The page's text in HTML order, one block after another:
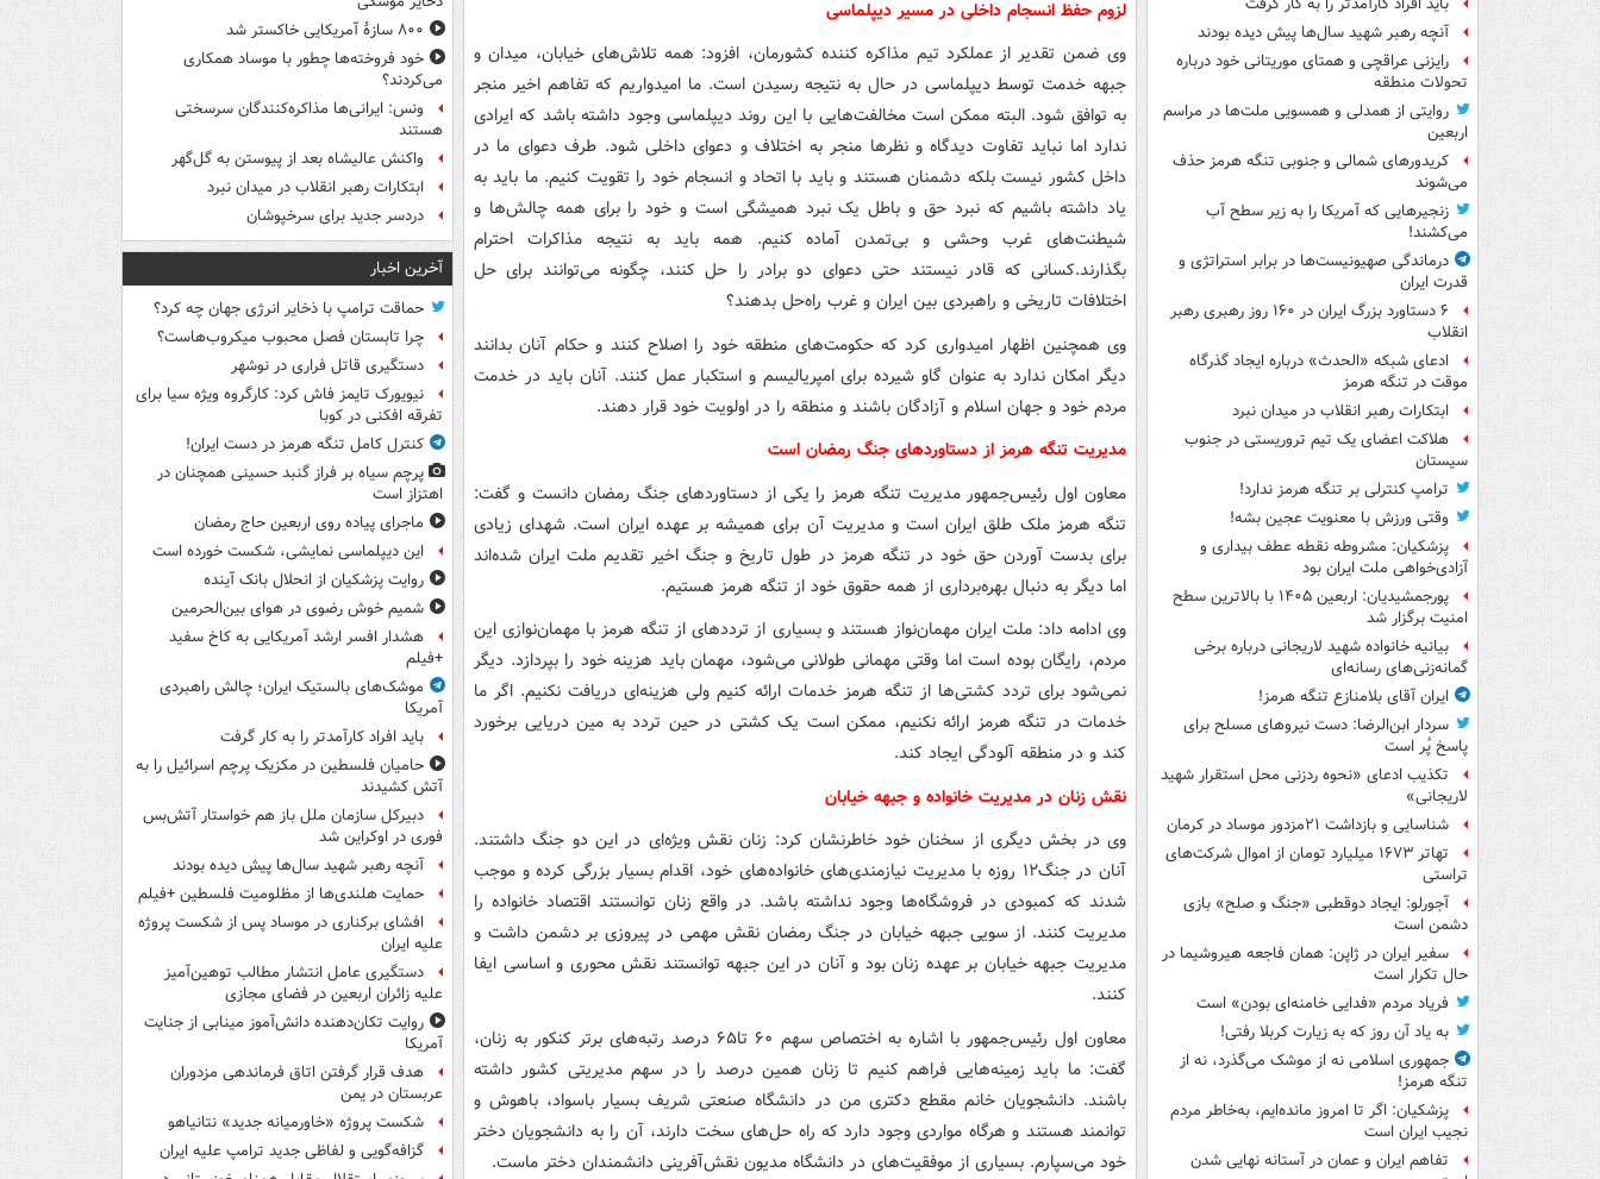
باید افراد کارآمدتر را به کار گرفت
آنچه رهبر شهید سال‌ها پیش دیده بودند
رایزنی عراقچی و همتای موریتانی خود درباره
تحولات منطقه
روایتی از همدلی و همسویی ملت‌ها در مراسم
اربعین
کریدورهای شمالی و جنوبی تنگه هرمز حذف
می‌شوند
زنجیرهایی که آمریکا را به زیر سطح آب
می‌کشند!
درماندگی صهیونیست‌ها در برابر استراتژی و
قدرت ایران
۶ دستاورد بزرگ ایران در ۱۶۰ روز رهبری رهبر
انقلاب
ادعای شبکه «الحدث» درباره ایجاد گذرگاه
موقت در تنگه هرمز
ابتکارات رهبر انقلاب در میدان نبرد
هلاکت اعضای یک تیم تروریستی در جنوب
سیستان
ترامپ کنترلی بر تنگه هرمز ندارد!
وقتی ورزش با معنویت عجین بشه!
پزشکیان: مشروطه نقطه عطف بیداری و
آزادی‌خواهی ملت ایران بود
پورجمشیدیان: اربعین ۱۴۰۵ با بالاترین سطح
امنیت برگزار شد
بیانیه خانواده شهید لاریجانی درباره برخی
گمانه‌زنی‌های رسانه‌ای
ایران آقای بلامنازع تنگه هرمز!
سردار ابن‌الرضا: دست نیروهای مسلح برای
پاسخ پُر است
تکذیب ادعای «نحوه ردزنی محل استقرار شهید
لاریجانی»
شناسایی و بازداشت ۲۱مزدور موساد در کرمان
تهاتر ۱۶۷۳ میلیارد تومان از اموال شرکت‌های
تراستی
آجورلو: ایجاد دوقطبی «جنگ و صلح‌» بازی
دشمن است
سفیر ایران در ژاپن: همان فاجعه هیروشیما در
حال تکرار است
فریاد مردم «فدایی خامنه‌ای بودن» است
به یاد آن روز که به زیارت کربلا رفتی!
جمهوری اسلامی نه از موشک می‌گذرد، نه از
تنگه هرمز!
پزشکیان: اگر تا امروز مانده‌ایم، به‌خاطر مردم
نجیب ایران است
تفاهم ایران و عمان در آستانه نهایی شدن
لزوم حفظ انسجام داخلی در مسیر دیپلماسی
وی ضمن تقدیر از عملکرد تیم مذاکره کننده کشورمان، افزود: همه تلاش‌های خیابان، میدان و
جبهه خدمت توسط دیپلماسی در حال به نتیجه رسیدن است. ما امیدواریم که تفاهم اخیر منجر
به توافق شود. البته ممکن است مخالفت‌هایی با این روند دیپلماسی وجود داشته باشد که ایرادی
ندارد اما نباید تفاوت دیدگاه و نظرها منجر به اختلاف و دعوای داخلی شود. طرف دعوای ما در
داخل کشور نیست بلکه دشمنان هستند و باید با اتحاد و انسجام خود را تقویت کنیم. ما باید به
یاد داشته باشیم که نبرد حق و باطل یک نبرد همیشگی است و خود را برای همه چالش‌ها و
شیطنت‌های غرب وحشی و بی‌تمدن آماده کنیم. همه باید به نتیجه مذاکرات احترام
بگذارند.‌کسانی که قادر نیستند حتی دعوای دو برادر را حل کنند، چگونه می‌توانند برای حل
اختلافات تاریخی و راهبردی بین ایران و غرب راه‌حل بدهند؟
وی همچنین اظهار امیدواری کرد که حکومت‌های منطقه خود را اصلاح کنند و حکام آنان بدانند
دیگر امکان ندارد به عنوان گاو شیرده برای امپریالیسم و استکبار عمل کنند. آنان باید در خدمت
مردم خود و جهان اسلام و آزادگان باشند و منطقه را در اولویت خود قرار دهند.
مدیریت تنگه هرمز از دستاوردهای جنگ رمضان است
معاون اول رئیس‌جمهور مدیریت تنگه هرمز را یکی از دستاوردهای جنگ رمضان دانست و گفت:
تنگه هرمز ملک طلق ایران است و مدیریت آن برای همیشه بر عهده ایران است. شهدای زیادی
برای بدست آوردن حق خود در تنگه هرمز در طول تاریخ و جنگ اخیر تقدیم ملت ایران شده‌اند
اما دیگر به دنبال بهره‌برداری از همه حقوق خود از تنگه هرمز هستیم.
وی ادامه داد: ملت ایران مهمان‌نواز هستند و بسیاری از ترددهای از تنگه‌ هرمز با مهمان‌نوازی این
مردم، رایگان بوده است اما وقتی مهمانی طولانی می‌شود، مهمان باید هزینه خود را بپردازد.‌ دیگر
نمی‌شود برای تردد کشتی‌ها از تنگه هرمز خدمات ارائه کنیم ولی هزینه‌ای دریافت نکنیم. اگر ما
خدمات در تنگه هرمز ارائه نکنیم، ممکن است یک کشتی در حین تردد به مین دریایی برخورد
کند و در منطقه آلودگی ایجاد کند.
نقش زنان در مدیریت خانواده و جبهه خیابان
وی در بخش دیگری از سخنان خود خاطرنشان کرد: زنان نقش ویژه‌ای در این دو جنگ داشتند.
آنان در جنگ۱۲ روزه با مدیریت نیازمندی‌های خانواده‌های خود، اقدام بسیار بزرگی کرده و موجب
شدند که کمبودی در فروشگاه‌ها وجود نداشته باشد. در واقع زنان توانستند اقتصاد خانواده را
مدیریت کنند. از سویی جبهه خیابان در جنگ رمضان نقش مهمی در پیروزی بر دشمن داشت و
مدیریت جبهه خیابان بر عهده زنان بود و آنان در این جبهه توانستند نقش محوری و اساسی ایفا
کنند.
معاون اول رئیس‌جمهور با اشاره به اختصاص سهم ۶۰ تا۶۵ درصد رتبه‌های برتر کنکور به زنان،
گفت: ما باید زمینه‌هایی فراهم کنیم تا زنان همین درصد را در سهم مدیریتی کشور داشته
باشند. دانشجویان خانم مقطع دکتری من در دانشگاه صنعتی شریف بسیار باسواد، باهوش و
توانمند هستند و هرگاه مواردی وجود دارد که راه حل‌های سخت دارند، آن را به دانشجویان دختر
خود می‌سپارم. بسیاری از موفقیت‌های در دانشگاه مدیون نقش‌آفرینی دانشمندان دختر ماست.
۸۰۰ سازۀ آمریکایی خاکستر شد
خود فروخته‌ها چطور با موساد همکاری
می‌کردند؟
ونس: ایرانی‌ها مذاکره‌کنندگان سرسختی
هستند
واکنش عالیشاه بعد از پیوستن به گل‌گهر
ابتکارات رهبر انقلاب در میدان نبرد
دردسر جدید برای سرخپوشان
آخرین اخبار
حماقت ترامپ با ذخایر انرژی جهان چه کرد؟
چرا تابستان فصل محبوب میکروب‌هاست؟
دستگیری قاتل فراری در نوشهر
نیویورک تایمز فاش کرد: کارگروه ویژه سیا برای
تفرقه افکنی در کوبا
کنترل کامل تنگه هرمز در دست ایران!
پرچم سیاه بر فراز گنبد حسینی همچنان در
اهتزاز است
ماجرای پیاده روی اربعین حاج رمضان
این دیپلماسی نمایشی، شکست خورده است
روایت پزشکیان از انحلال بانک آینده
شمیم خوش رضوی در هوای بین‌الحرمین
هشدار افسر ارشد آمریکایی به کاخ سفید
+فیلم
موشک‌های بالستیک ایران؛ چالش راهبردی
آمریکا
باید افراد کارآمدتر را به کار گرفت
حامیان فلسطین در مکزیک پرچم اسرائیل را به
آتش کشیدند
دبیرکل سازمان ملل باز هم خواستار آتش‌بس
فوری در اوکراین شد
آنچه رهبر شهید سال‌ها پیش دیده بودند
حمایت هلندی‌ها از مظلومیت فلسطین +فیلم
افشای برکناری در موساد پس از شکست پروژه
علیه ایران
دستگیری عامل انتشار مطالب توهین‌آمیز
علیه زائران اربعین در فضای مجازی
روایت تکان‌دهنده دانش‌آموز مینابی از جنایت
آمریکا
هدف قرار گرفتن اتاق‌ فرماندهی مزدوران
عربستان در یمن
شکست پروژه «خاورمیانه جدید» نتانیاهو
گزافه‌گویی و لفاظی جدید ترامپ علیه ایران